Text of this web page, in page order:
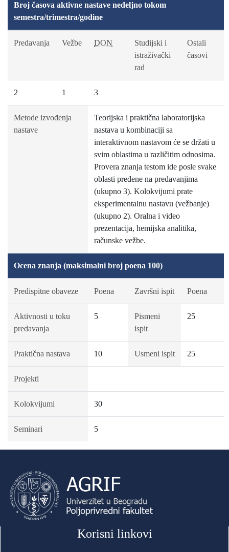
Broj časova aktivne nastave nedeljno tokom
semestra/trimestra/godine
Predavanja Vežbe DON
Studijski i
istraživački
rad
Ostali
časovi
2 1 3
Metode izvođenja
nastave
Teorijska i praktična laboratorijska
nastava u kombinaciji sa
interaktivnom nastavom će se držati u
svim oblastima u različitim odnosima.
Provera znanja testom ide posle svake
oblasti pređene na predavanjima
(ukupno 3). Kolokvijumi prate
eksperimentalnu nastavu (vežbanje)
(ukupno 2). Oralna i video
prezentacija, hemijska analitika,
računske vežbe.
Ocena znanja (maksimalni broj poena 100)
Predispitne obaveze Poena Završni ispit Poena
Aktivnosti u toku
predavanja
5
Pismeni
ispit
25
Praktična nastava 10 Usmeni ispit 25
Projekti
Kolokvijumi 30
Seminari 5
Korisni linkovi